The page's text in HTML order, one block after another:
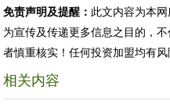
免责声明及提醒： 此文内容为本
为宣传及传递更多信息之目的，
者慎重核实！任何投资加盟均有
相关内容